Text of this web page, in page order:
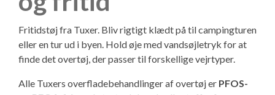
Adria Campingvogne
Eriba Campingvogne
Adria 60 års jubilæumsmodeller
Skadecenter – Anmeld skade
Personale
KG Camping kundeklub
Fritidstøj fra Tuxer. Bliv rigtigt klædt på til campingturen
eller en tur ud i byen. Hold øje med vandsøjletryk for at
finde det overtøj, der passer til forskellige vejrtyper.
Alle Tuxers overfladebehandlinger af overtøj er PFOS-